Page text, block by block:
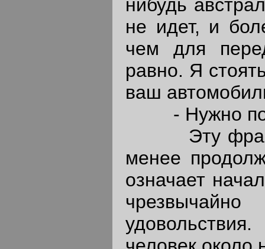
нибудь
не идет, и
чем для
равно. Я
ваш
- Нужно
Эту фразу
менее
означает